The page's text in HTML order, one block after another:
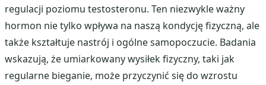
regulacji poziomu testosteronu. Ten niezwykle ważny
hormon nie tylko wpływa na naszą kondycję fizyczną, ale
także kształtuje nastrój i ogólne samopoczucie. Badania
wskazują, że umiarkowany wysiłek fizyczny, taki jak
regularne bieganie, może przyczynić się do wzrostu